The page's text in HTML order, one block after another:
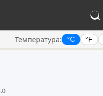
Температура: °C °F